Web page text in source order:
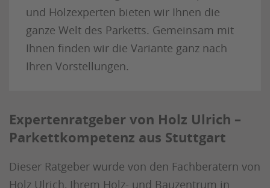
und Holzexperten bieten wir Ihnen die
ganze Welt des Parketts. Gemeinsam mit
Ihnen finden wir die Variante ganz nach
Ihren Vorstellungen.
Expertenratgeber von Holz Ulrich –
Parkettkompetenz aus Stuttgart
Dieser Ratgeber wurde von den Fachberatern von
Holz Ulrich, Ihrem Holz- und Bauzentrum in